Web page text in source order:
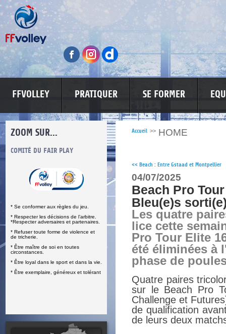
FFVOLLEY PRATIQUER SE FORMER
ZOOM SUR...
COMITÉ DU FAIR PLAY
* Se conformer aux règles du jeu.
* Respecter les décisions de l’arbitre.
*Respecter adversaires et partenaires.
* Refuser toute forme de violence et
de tricherie.
* Être maître de soi en toutes
circonstances.
* Être loyal dans le sport et dans la vie.
* Être exemplaire, généreux et tolérant
LUTTE CONTRE LES VIOLENCES
Accueil >> HOME
<< Beach : Entre Gstaad et Montpellier
04/07/2025
Beach Pro
Bleu(e)s
Les quatre
lice cette
Pro Tour Elite
été éliminées à
phase de
Quatre paires
sur le Beach Pro
Challenge et
de qualification
de leurs deux